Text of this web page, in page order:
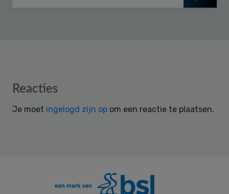
Reader
Reacties
Je moet ingelogd zijn op om een reactie te plaatsen.